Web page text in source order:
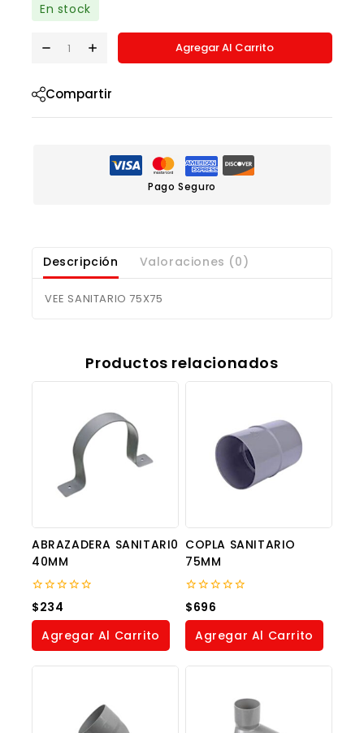
En stock
Agregar Al Carrito
Compartir
Pago Seguro
Descripción Valoraciones (0)
VEE SANITARIO 75X75
Productos relacionados
ABRAZADERA SANITARI0
40MM
0
out
of
$234
Agregar Al Carrito
COPLA SANITARIO
75MM
0
out
of
$696
Agregar Al Carrito